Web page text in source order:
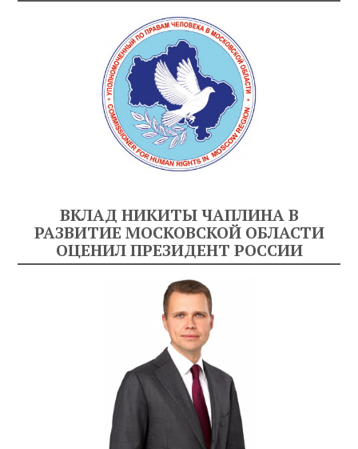
ВКЛАД НИКИТЫ ЧАПЛИНА В
РАЗВИТИЕ МОСКОВСКОЙ ОБЛАСТИ
ОЦЕНИЛ ПРЕЗИДЕНТ РОССИИ